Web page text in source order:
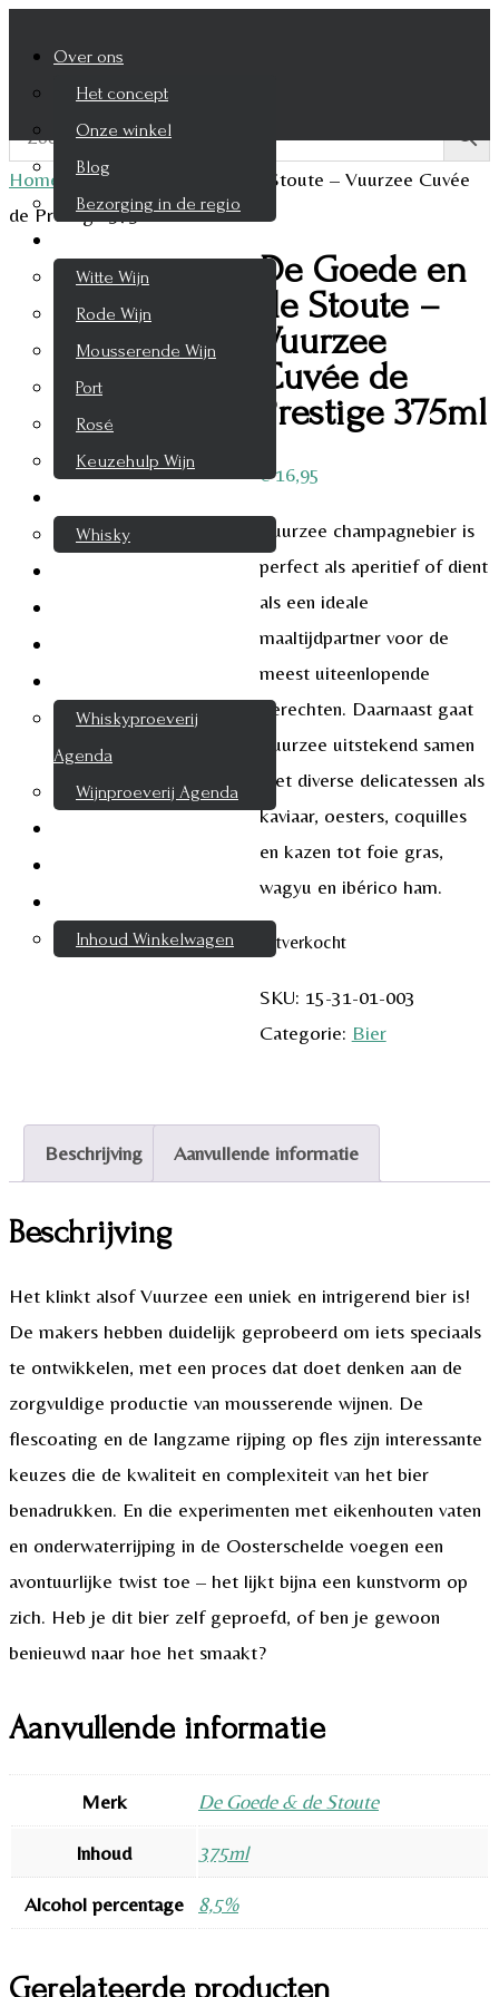
Over ons
Het concept
Onze winkel
Blog
Bezorging in de regio
Witte Wijn
Rode Wijn
Mousserende Wijn
Port
Rosé
Keuzehulp Wijn
Whisky
Whiskyproeverij
Agenda
Wijnproeverij Agenda
Inhoud Winkelwagen
Home /Bier
De Goede en de Stoute – Vuurzee Cuvée
de Prestige 375ml
De Goede en
de Stoute –
Vuurzee
Cuvée de
Prestige 375ml
€16,95
Vuurzee champagnebier is
perfect als aperitief of dient
als een ideale
maaltijdpartner voor de
meest uiteenlopende
gerechten. Daarnaast gaat
Vuurzee uitstekend samen
met diverse delicatessen als
kaviaar, oesters, coquilles
en kazen tot foie gras,
wagyu en ibérico ham.
Uitverkocht
SKU: 15-31-01-003
Categorie: Bier
Beschrijving Aanvullende informatie
Beschrijving
Het klinkt alsof Vuurzee een uniek en intrigerend bier is!
De makers hebben duidelijk geprobeerd om iets speciaals
te ontwikkelen, met een proces dat doet denken aan de
zorgvuldige productie van mousserende wijnen. De
flescoating en de langzame rijping op fles zijn interessante
keuzes die de kwaliteit en complexiteit van het bier
benadrukken. En die experimenten met eikenhouten vaten
en onderwaterrijping in de Oosterschelde voegen een
avontuurlijke twist toe – het lijkt bijna een kunstvorm op
zich. Heb je dit bier zelf geproefd, of ben je gewoon
benieuwd naar hoe het smaakt?
Aanvullende informatie
Merk De Goede & de Stoute
Inhoud 375ml
Alcohol percentage 8,5%
Gerelateerde producten